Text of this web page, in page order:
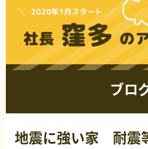
ブロ
地震に強い家 耐震